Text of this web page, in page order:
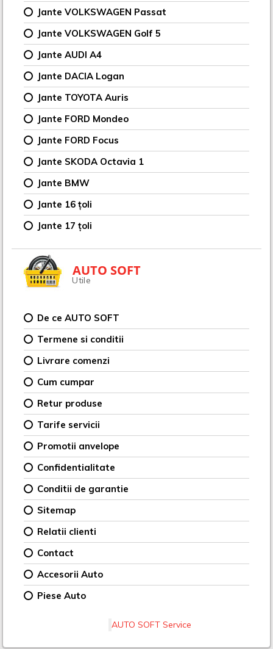
Jante VOLKSWAGEN Passat
Jante VOLKSWAGEN Golf 5
Jante AUDI A4
Jante DACIA Logan
Jante TOYOTA Auris
Jante FORD Mondeo
Jante FORD Focus
Jante SKODA Octavia 1
Jante BMW
Jante 16 țoli
Jante 17 țoli
AUTO SOFT
Utile
De ce AUTO SOFT
Termene si conditii
Livrare comenzi
Cum cumpar
Retur produse
Tarife servicii
Promotii anvelope
Confidentialitate
Conditii de garantie
Sitemap
Relatii clienti
Contact
Accesorii Auto
Piese Auto
AUTO SOFT Service